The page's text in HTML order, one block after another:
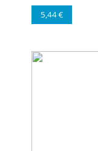
5,44 €